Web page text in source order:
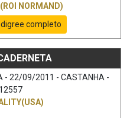
NORMAND)
completo
- 22/09/2011 - CASTANHA -